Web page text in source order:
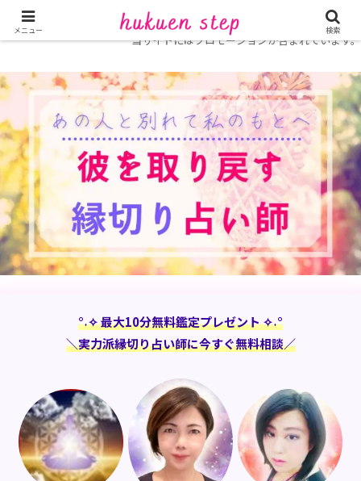
ホーム 復縁に強い電話占い
占い師特集
当サイトにはプロモーションが含まれています。
°˖✧ 最大10分無料鑑定プレゼント ✧˖°
＼実力派縁切り占い師に今すぐ無料相談／
メニュー 検索